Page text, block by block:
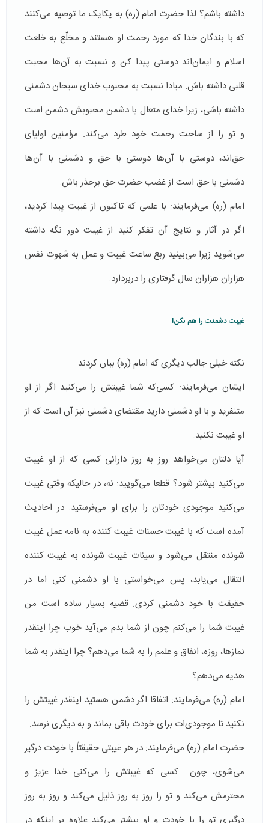
داشته باشم؟ لذا حضرت امام (ره) به یکایک ما توصیه می‌کنند
که با بندگان خدا که مورد رحمت او هستند و مخلّع به خلعت
اسلام و ایمان‌اند دوستی پیدا کن و نسبت به آن‌ها محبت
قلبی داشته باش. مبادا نسبت به محبوب خدای سبحان دشمنی
داشته باشی، زیرا خدای متعال با دشمن محبوبش دشمن است
و تو را از ساحت رحمت خود طرد می‌کند. مؤمنین اولیای
حق‌اند، دوستی با آن‌ها دوستی با حق و دشمنی با آن‌ها
دشمنی با حق است از غضب حضرت حق برحذر باش.
امام (ره) می‌فرمایند: با علمی که تاکنون از غیبت پیدا کردید،
اگر در آثار و نتایج آن تفکر کنید از غیبت دور نگه داشته
می‌شوید زیرا می‌بینید ربع ساعت غیبت و عمل به شهوت نفس
هزاران هزاران سال گرفتاری را دربردارد.
غیبت دشمنت را هم نکن!
نکته‌ خیلی جالب دیگری که امام (ره) بیان کردند
ایشان می‌فرمایند: کسی‌که شما غیبتش را می‌کنید اگر از او
متنفرید و با او دشمنی دارید مقتضای دشمنی نیز آن است که از
او غیبت نکنید.
آیا دلتان می‌خواهد روز به روز دارائی کسی که از او غیبت
می‌کنید بیشتر شود؟ قطعا می‌گویید: نه، در حالیکه وقتی غیبت
می‌کنید موجودی خودتان را برای او می‌فرستید. در احادیث
آمده است که با غیبت حسنات غیبت کننده به نامه‌ عمل غیبت
شونده منتقل می‌شود و سیئات غیبت شونده به غیبت کننده
انتقال می‌یابد، پس می‌خواستی با او دشمنی کنی اما در
حقیقت با خود دشمنی کردی. قضیه بسیار ساده است من
غیبت شما را می‌کنم چون از شما بدم می‌آید خوب چرا اینقدر
نمازها، روزه، انفاق و علمم را به شما می‌دهم؟ چرا اینقدر به شما
هدیه می‌دهم؟
امام (ره) می‌فرمایند: اتفاقا اگر دشمن هستید اینقدر غیبتش را
نکنید تا موجود‌ی‌ات برای خودت باقی بماند و به دیگری نرسد.
حضرت امام (ره) می‌فرمایند: در هر غیبتی حقیقتاً با خودت درگیر
می‌شوی، چون کسی که غیبتش را می‌کنی خدا عزیز و
محترمش می‌کند و تو را روز به روز ذلیل می‌کند و روز به روز